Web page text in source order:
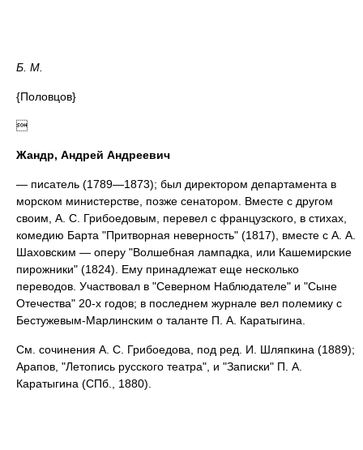
Б. М.
{Половцов}

Жандр, Андрей Андреевич
— писатель (1789—1873); был директором департамента в
морском министерстве, позже сенатором. Вместе с другом
своим, А. С. Грибоедовым, перевел с французского, в стихах,
комедию Барта "Притворная неверность" (1817), вместе с А. А.
Шаховским — оперу "Волшебная лампадка, или Кашемирские
пирожники" (1824). Ему принадлежат еще несколько
переводов. Участвовал в "Северном Наблюдателе" и "Сыне
Отечества" 20-х годов; в последнем журнале вел полемику с
Бестужевым-Марлинским о таланте П. А. Каратыгина.
См. сочинения А. С. Грибоедова, под ред. И. Шляпкина (1889);
Арапов, "Летопись русского театра", и "Записки" П. А.
Каратыгина (СПб., 1880).